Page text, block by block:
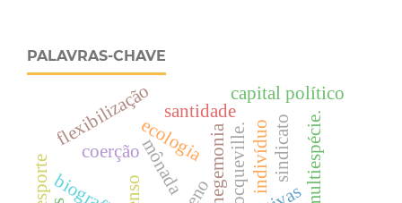
PALAVRAS-CHAVE
hegemonia
ecologia tocqueville.indivíduo
mônada
coerção
santidade
esporte
flexibilização sindicato
capital político